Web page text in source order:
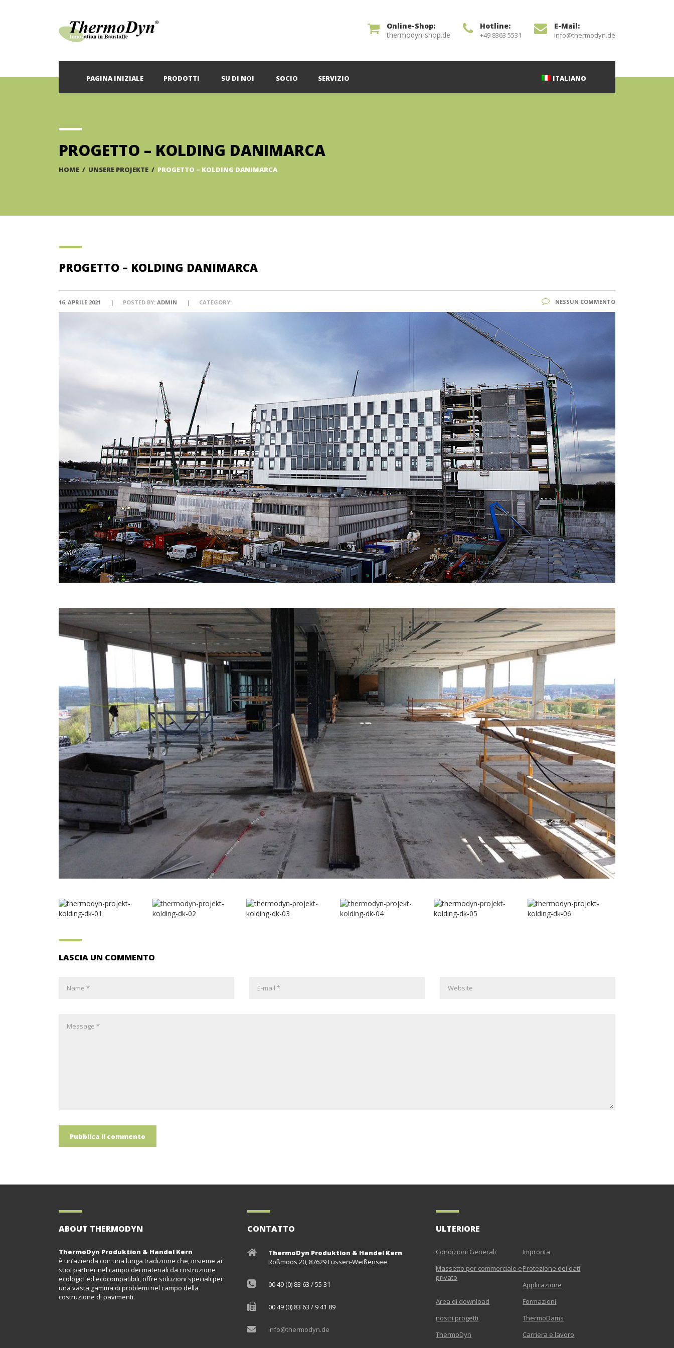
E-Mail:
info@thermodyn.de
Hotline:
+49 8363 5531
Online-Shop:
thermodyn-shop.de
PAGINA INIZIALE PRODOTTI SU DI NOI SOCIO SERVIZIO ITALIANO
PROGETTO – KOLDING DANIMARCA
HOME / UNSERE PROJEKTE / PROGETTO – KOLDING DANIMARCA
PROGETTO – KOLDING DANIMARCA
16. APRILE 2021 POSTED BY: ADMIN CATEGORY: NESSUN COMMENTO
LASCIA UN COMMENTO
ABOUT THERMODYN
ThermoDyn Produktion & Handel Kern
è un’azienda con una lunga tradizione che, insieme ai
suoi partner nel campo dei materiali da costruzione
ecologici ed ecocompatibili, offre soluzioni speciali per
una vasta gamma di problemi nel campo della
costruzione di pavimenti.
CONTATTO
ThermoDyn Produktion & Handel Kern
Roßmoos 20, 87629 Füssen-Weißensee
00 49 (0) 83 63 / 55 31
00 49 (0) 83 63 / 9 41 89
info@thermodyn.de
ULTERIORE
Condizioni Generali
Impronta
Massetto per commerciale e
privato
Protezione dei dati
Applicazione
Area di download
Formazioni
nostri progetti
ThermoDams
ThermoDyn
Carriera e lavoro